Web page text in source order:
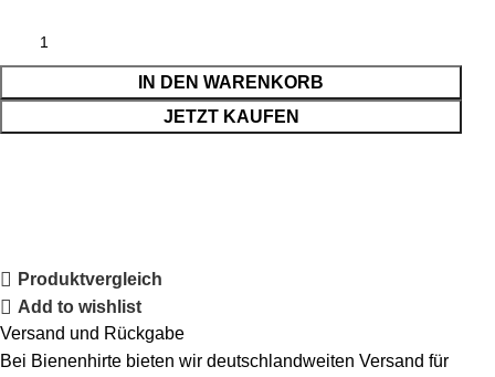
IN DEN WARENKORB
JETZT KAUFEN
Produktvergleich
Add to wishlist
Versand und Rückgabe
Bei Bienenhirte bieten wir deutschlandweiten Versand für